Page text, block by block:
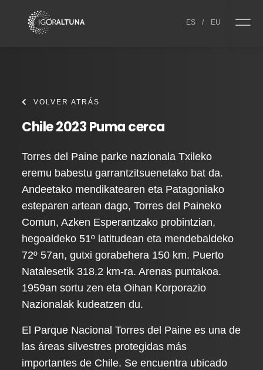
ES / EU
VOLVER ATRÁS
Chile 2023 Puma cerca
Torres del Paine parke nazionala Txileko
eremu babestu garrantzitsuenetako bat da.
Andeetako mendikatearen eta Patagoniako
esteparen artean dago, Torres del Paineko
Comun, Azken Esperantzako probintzian,
hegoaldeko 51º latitudean eta mendebaldeko
72º 57an, gutxi gorabehera 150 km. Puerto
Natalesetik 318.2 km-ra. Arenas puntakoa.
1959an sortu zen eta Oihan Korporazio
Nazionalak kudeatzen du.
El Parque Nacional Torres del Paine es una de
las áreas silvestres protegidas más
importantes de Chile. Se encuentra ubicado